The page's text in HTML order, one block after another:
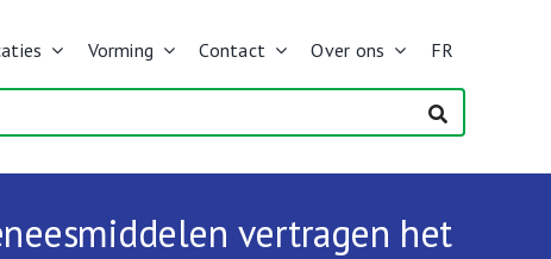
Vorming Contact Over ons FR
vertragen het